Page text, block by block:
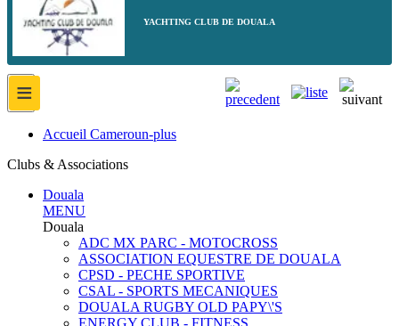
YACHTING CLUB DE DOUALA
≡
Accueil Cameroun-plus
Clubs & Associations
Douala
MENU
Douala
ADC MX PARC - MOTOCROSS
ASSOCIATION EQUESTRE DE DOUALA
CPSD - PECHE SPORTIVE
CSAL - SPORTS MECANIQUES
DOUALA RUGBY OLD PAPY\'S
ENERGY CLUB - FITNESS